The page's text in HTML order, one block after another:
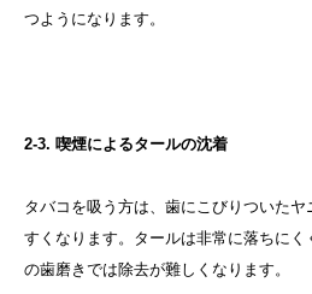
つようになります。
2-3. 喫煙によるタールの沈着
タバコを吸う方は、歯にこびりついた
すくなります。タールは非常に落ちに
の歯磨きでは除去が難しくなります。